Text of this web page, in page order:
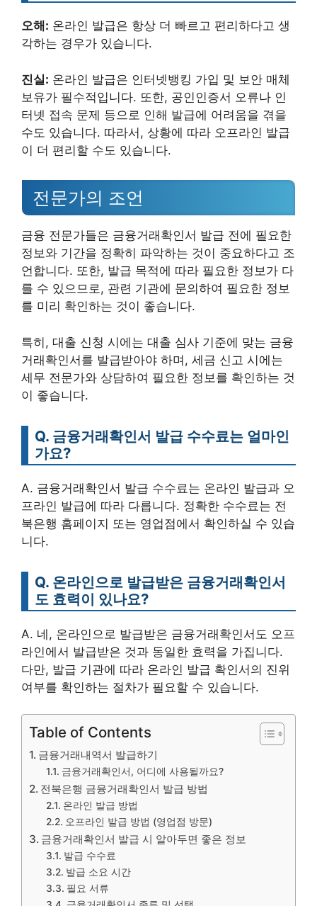
오해: 온라인 발급은 항상 더 빠르고 편리하다고 생
각하는 경우가 있습니다.
진실: 온라인 발급은 인터넷뱅킹 가입 및 보안 매체
보유가 필수적입니다. 또한, 공인인증서 오류나 인
터넷 접속 문제 등으로 인해 발급에 어려움을 겪을
수도 있습니다. 따라서, 상황에 따라 오프라인 발급
이 더 편리할 수도 있습니다.
전문가의 조언
금융 전문가들은 금융거래확인서 발급 전에 필요한
정보와 기간을 정확히 파악하는 것이 중요하다고 조
언합니다. 또한, 발급 목적에 따라 필요한 정보가 다
를 수 있으므로, 관련 기관에 문의하여 필요한 정보
를 미리 확인하는 것이 좋습니다.
특히, 대출 신청 시에는 대출 심사 기준에 맞는 금융
거래확인서를 발급받아야 하며, 세금 신고 시에는
세무 전문가와 상담하여 필요한 정보를 확인하는 것
이 좋습니다.
Q. 금융거래확인서 발급 수수료는 얼마인
가요?
A. 금융거래확인서 발급 수수료는 온라인 발급과 오
프라인 발급에 따라 다릅니다. 정확한 수수료는 전
북은행 홈페이지 또는 영업점에서 확인하실 수 있습
니다.
Q. 온라인으로 발급받은 금융거래확인서
도 효력이 있나요?
A. 네, 온라인으로 발급받은 금융거래확인서도 오프
라인에서 발급받은 것과 동일한 효력을 가집니다.
다만, 발급 기관에 따라 온라인 발급 확인서의 진위
여부를 확인하는 절차가 필요할 수 있습니다.
Table of Contents
금융거래내역서 발급하기
금융거래확인서, 어디에 사용될까요?
전북은행 금융거래확인서 발급 방법
온라인 발급 방법
오프라인 발급 방법 (영업점 방문)
금융거래확인서 발급 시 알아두면 좋은 정보
발급 수수료
발급 소요 시간
필요 서류